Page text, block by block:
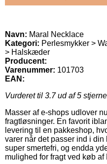
Navn: Maral Necklace
Kategori: Perlesmykker >
> Halskæder
Producent:
Varenummer: 101703
EAN:
Vurderet til 3.7ud af 5
Masser af e-shops udlover
fragtløsninger. En favorit
levering til en pakkeshop,
varer når det passer ind i
super smertefri, og endda
mulighed for fragt ved køb af